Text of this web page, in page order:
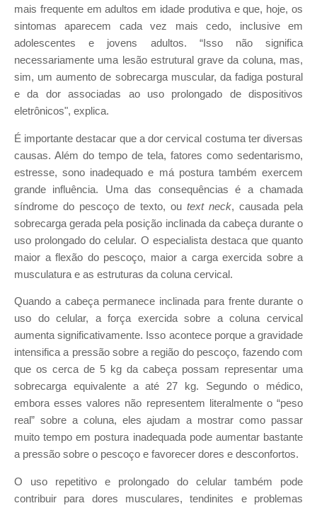
mais frequente em adultos em idade produtiva e que, hoje, os
sintomas aparecem cada vez mais cedo, inclusive em
adolescentes e jovens adultos. “Isso não significa
necessariamente uma lesão estrutural grave da coluna, mas,
sim, um aumento de sobrecarga muscular, da fadiga postural
e da dor associadas ao uso prolongado de dispositivos
eletrônicos", explica.
É importante destacar que a dor cervical costuma ter diversas
causas. Além do tempo de tela, fatores como sedentarismo,
estresse, sono inadequado e má postura também exercem
grande influência. Uma das consequências é a chamada
síndrome do pescoço de texto, ou text neck, causada pela
sobrecarga gerada pela posição inclinada da cabeça durante o
uso prolongado do celular. O especialista destaca que quanto
maior a flexão do pescoço, maior a carga exercida sobre a
musculatura e as estruturas da coluna cervical.
Quando a cabeça permanece inclinada para frente durante o
uso do celular, a força exercida sobre a coluna cervical
aumenta significativamente. Isso acontece porque a gravidade
intensifica a pressão sobre a região do pescoço, fazendo com
que os cerca de 5 kg da cabeça possam representar uma
sobrecarga equivalente a até 27 kg. Segundo o médico,
embora esses valores não representem literalmente o “peso
real” sobre a coluna, eles ajudam a mostrar como passar
muito tempo em postura inadequada pode aumentar bastante
a pressão sobre o pescoço e favorecer dores e desconfortos.
O uso repetitivo e prolongado do celular também pode
contribuir para dores musculares, tendinites e problemas